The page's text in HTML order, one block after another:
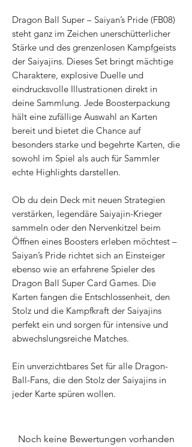
Dragon Ball Super – Saiyan’s Pride (FB08)
steht ganz im Zeichen unerschütterlicher
Stärke und des grenzenlosen Kampfgeists
der Saiyajins. Dieses Set bringt mächtige
Charaktere, explosive Duelle und
eindrucksvolle Illustrationen direkt in
deine Sammlung. Jede Boosterpackung
hält eine zufällige Auswahl an Karten
bereit und bietet die Chance auf
besonders starke und begehrte Karten, die
sowohl im Spiel als auch für Sammler
echte Highlights darstellen.
Ob du dein Deck mit neuen Strategien
verstärken, legendäre Saiyajin-Krieger
sammeln oder den Nervenkitzel beim
Öffnen eines Boosters erleben möchtest –
Saiyan’s Pride richtet sich an Einsteiger
ebenso wie an erfahrene Spieler des
Dragon Ball Super Card Games. Die
Karten fangen die Entschlossenheit, den
Stolz und die Kampfkraft der Saiyajins
perfekt ein und sorgen für intensive und
abwechslungsreiche Matches.
Ein unverzichtbares Set für alle Dragon-
Ball-Fans, die den Stolz der Saiyajins in
jeder Karte spüren wollen.
Noch keine Bewertungen vorhanden